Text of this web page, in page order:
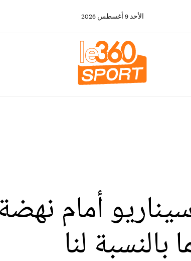
الأحد 9 أغسطس 2026
أمام
لنا